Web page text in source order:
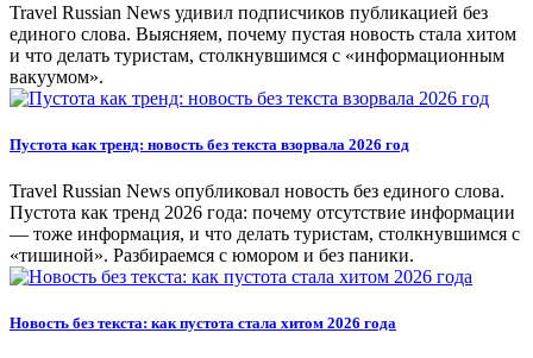
Travel Russian News удивил подписчиков публикацией без
единого слова. Выясняем, почему пустая новость стала хитом
и что делать туристам, столкнувшимся с «информационным
вакуумом».
Пустота как тренд: новость без текста взорвала 2026 год
Travel Russian News опубликовал новость без единого слова.
Пустота как тренд 2026 года: почему отсутствие информации
— тоже информация, и что делать туристам, столкнувшимся с
«тишиной». Разбираемся с юмором и без паники.
Новость без текста: как пустота стала хитом 2026 года